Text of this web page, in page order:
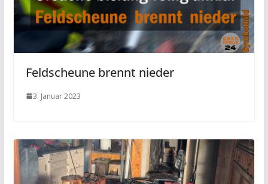
Feldscheune brennt nieder
3. Januar 2023